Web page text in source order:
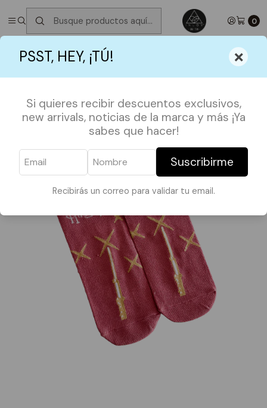
PSST, HEY, ¡TÚ! ×
Si quieres recibir descuentos exclusivos,
new arrivals, noticias de la marca y más ¡Ya
sabes que hacer!
Suscribirme
Recibirás un correo para validar tu email.
0
✮ ⋆ ˚｡𖦹 ⋆｡°✩Próximos Despachos martes 11 de Agosto
⋆｡°✩
ACCESORIOS
Calcetín corto Harry Potter Varita